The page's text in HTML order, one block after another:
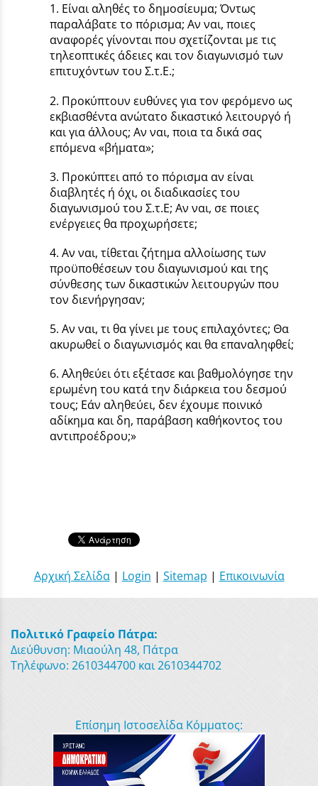
1. Είναι αληθές το δημοσίευμα; Όντως
παραλάβατε το πόρισμα; Αν ναι, ποιες
αναφορές γίνονται που σχετίζονται με τις
τηλεοπτικές άδειες και τον διαγωνισμό των
επιτυχόντων του Σ.τ.Ε.;
2. Προκύπτουν ευθύνες για τον φερόμενο ως
εκβιασθέντα ανώτατο δικαστικό λειτουργό ή
και για άλλους; Αν ναι, ποια τα δικά σας
επόμενα «βήματα»;
3. Προκύπτει από το πόρισμα αν είναι
διαβλητές ή όχι, οι διαδικασίες του
διαγωνισμού του Σ.τ.Ε; Αν ναι, σε ποιες
ενέργειες θα προχωρήσετε;
4. Αν ναι, τίθεται ζήτημα αλλοίωσης των
προϋποθέσεων του διαγωνισμού και της
σύνθεσης των δικαστικών λειτουργών που
τον διενήργησαν;
5. Αν ναι, τι θα γίνει με τους επιλαχόντες; Θα
ακυρωθεί ο διαγωνισμός και θα επαναληφθεί;
6. Αληθεύει ότι εξέτασε και βαθμολόγησε την
ερωμένη του κατά την διάρκεια του δεσμού
τους; Εάν αληθεύει, δεν έχουμε ποινικό
αδίκημα και δη, παράβαση καθήκοντος του
αντιπροέδρου;»
Αρχική Σελίδα| Login | Sitemap | Επικοινωνία
Πολιτικό Γραφείο Πάτρα:
Διεύθυνση: Μιαούλη 48, Πάτρα
Τηλέφωνο: 2610344700 και 2610344702
Επίσημη Ιστοσελίδα Κόμματος: